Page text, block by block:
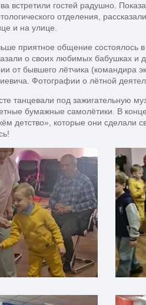
встретили гостей радушно.
отделения,
и на улице.
приятное общение состоялось
о своих любимых бабушках и
от бывшего лётчика (командира
Фотографии о лётной
танцевали под зажигательную
бумажные самолётики. В
детство», которые они сделали